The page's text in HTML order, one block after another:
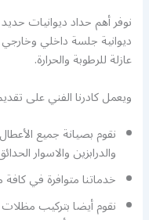
نوفر أهم حداد ديوانيات
ديوانية جلسة داخلي
عازلة للرطوبة والحرارة.
ويعمل كادرنا الفني على
نقوم بصيانة جميع
والدرابزين والاسوار
خدماتنا متوافرة في
نقوم أيضا بتركيب